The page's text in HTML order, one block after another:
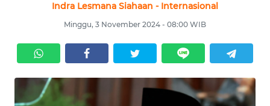
Indra Lesmana Siahaan - Internasional
Minggu, 3 November 2024 - 08:00 WIB
POLHUKAM
KRIMINAL
EKUIN